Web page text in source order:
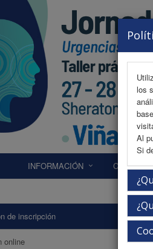
los
Al
Si
INFORMACIÓN COMITÉS
de inscripción
online